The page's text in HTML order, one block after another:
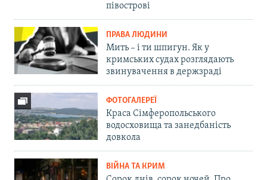
півострові
ПРАВА ЛЮДИНИ
Мить – і ти шпигун. Як у
кримських судах розглядають
звинувачення в держзраді
ФОТОГАЛЕРЕЇ
Краса Сімферопольського
водосховища та занедбаність
довкола
ВІЙНА ТА КРИМ